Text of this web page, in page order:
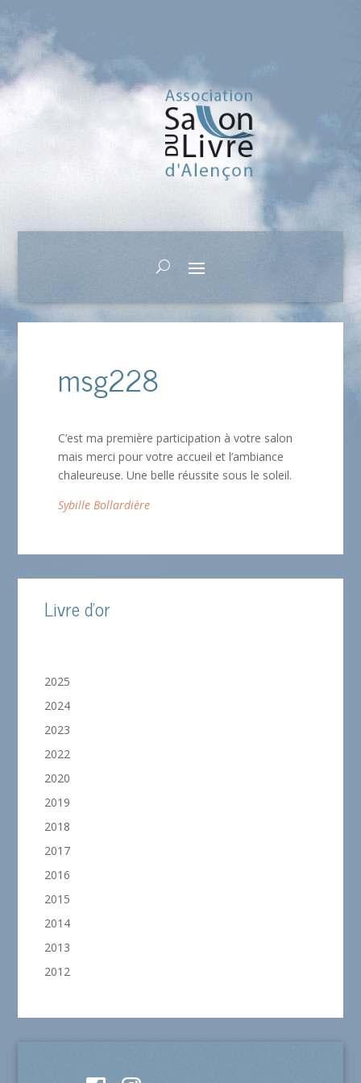
msg228
C’est ma première participation à votre salon
mais merci pour votre accueil et l’ambiance
chaleureuse. Une belle réussite sous le soleil.
Sybille Bollardière
Livre d'or
2025
2024
2023
2022
2020
2019
2018
2017
2016
2015
2014
2013
2012